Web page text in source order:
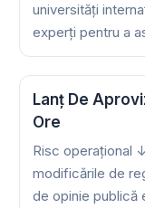
universități
experți pentru a
Lanț De
Ore
Risc operațional
modificările de
de opinie publică